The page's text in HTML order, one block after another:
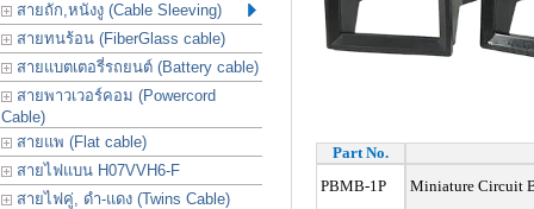
สายถัก,หนังงู (Cable Sleeving)
สายทนร้อน (FiberGlass cable)
สายแบตเตอรี่รถยนต์ (Battery cable)
สายพาวเวอร์คอม (Powercord
Cable)
สายแพ (Flat cable)
สายไฟแบน H07VVH6-F
สายไฟคู่, ดำ-แดง (Twins Cable)
Part No.
PBMB-1P
Miniature Circuit